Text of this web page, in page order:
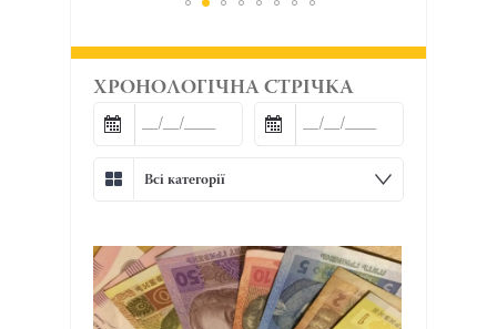
ХРОНОЛОГІЧНА СТРІЧКА
Всі категорії